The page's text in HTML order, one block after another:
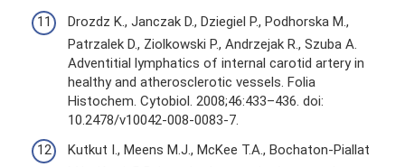
Drozdz K., Janczak D., Dziegiel P., Podhorska M.,
Patrzalek D., Ziolkowski P., Andrzejak R., Szuba A.
Adventitial lymphatics of internal carotid artery in
healthy and atherosclerotic vessels. Folia
Histochem. Cytobiol. 2008;46:433–436. doi:
10.2478/v10042-008-0083-7.
Kutkut I., Meens M.J., McKee T.A., Bochaton-Piallat